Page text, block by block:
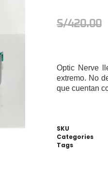
S/420.00
Optic Nerve
extremo. No
que cuentan
SKU
Categories
Tags